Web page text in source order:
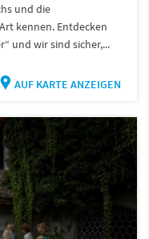
und die
kennen. Entdecken
und wir sind sicher,...
AUF KARTE ANZEIGEN